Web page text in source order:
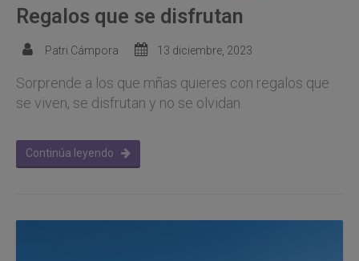
Regalos que se disfrutan
Patri Cámpora 13 diciembre, 2023
Sorprende a los que mñas quieres con regalos que
se viven, se disfrutan y no se olvidan.
Continúa leyendo